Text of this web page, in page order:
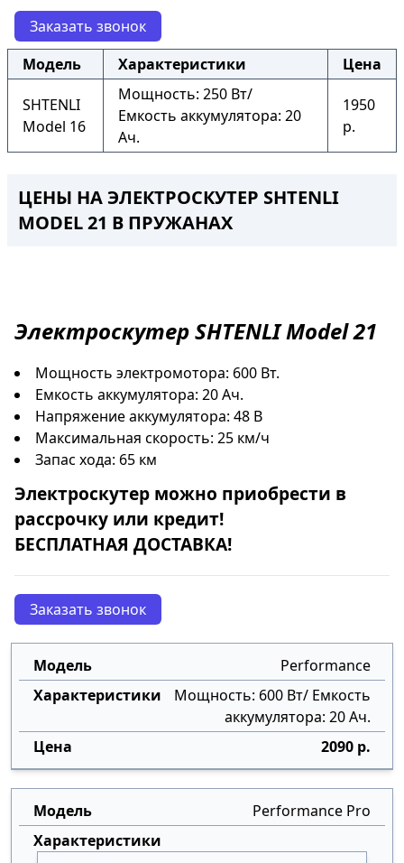
Заказать звонок
Модель
Характеристики Цена
SHTENLI
Model 16
Мощность: 250 Вт/
Емкость аккумулятора: 20
Ач.
1950
р.
ЦЕНЫ НА ЭЛЕКТРОСКУТЕР SHTENLI
MODEL 21 В ПРУЖАНАХ
ЭлектроскутерSHTENLI Model 21
Мощность электромотора: 600 Вт.
Емкость аккумулятора: 20 Ач.
Напряжение аккумулятора: 48 В
Максимальная скорость: 25 км/ч
Запас хода: 65 км
Электроскутер можно приобрести в
рассрочку или кредит!
БЕСПЛАТНАЯ ДОСТАВКА!
Заказать звонок
Performance
Мощность: 600 Вт/ Емкость
аккумулятора: 20 Ач.
2090 р.
Performance Pro